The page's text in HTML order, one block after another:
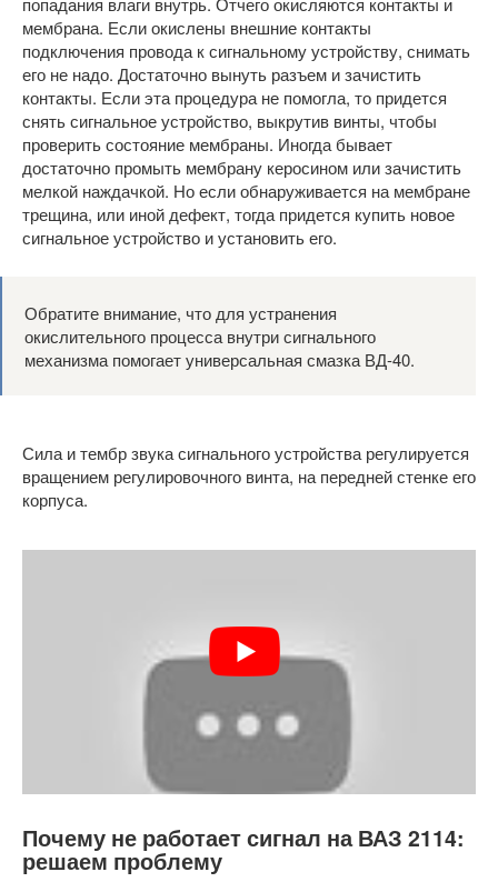
мембрана. Если окислены внешние контакты
подключения провода к сигнальному устройству, снимать
его не надо. Достаточно вынуть разъем и зачистить
контакты. Если эта процедура не помогла, то придется
снять сигнальное устройство, выкрутив винты, чтобы
проверить состояние мембраны. Иногда бывает
достаточно промыть мембрану керосином или зачистить
мелкой наждачкой. Но если обнаруживается на мембране
трещина, или иной дефект, тогда придется купить новое
сигнальное устройство и установить его.
Обратите внимание, что для устранения
окислительного процесса внутри сигнального
механизма помогает универсальная смазка ВД-40.
Сила и тембр звука сигнального устройства регулируется
вращением регулировочного винта, на передней стенке его
корпуса.
Почему не работает сигнал на ВАЗ 2114:
решаем проблему